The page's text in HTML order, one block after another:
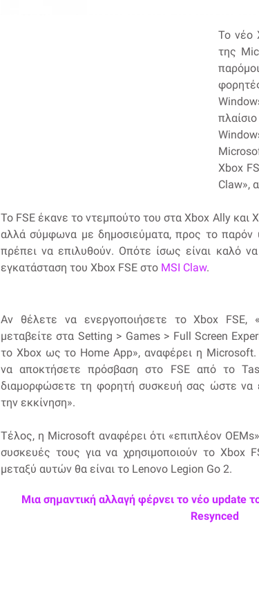
Το νέο
της
Xbox
Claw»,
Το FSE έκανε το ντεμπούτο του στα Xbox Ally και
αλλά σύμφωνα με δημοσιεύματα, προς το
πρέπει να επιλυθούν. Οπότε ίσως είναι καλό
εγκατάσταση του Xbox FSE στο MSI Claw.
Αν θέλετε να ενεργοποιήσετε το Xbox FSE,
μεταβείτε στα Setting > Games > Full Screen
το Xbox ως το Home App», αναφέρει η Microsoft.
να αποκτήσετε πρόσβαση στο FSE από το
διαμορφώσετε τη φορητή συσκευή σας ώστε να
την εκκίνηση».
Τέλος, η Microsoft αναφέρει ότι «επιπλέον
συσκευές τους για να χρησιμοποιούν το Xbox
μεταξύ αυτών θα είναι το Lenovo Legion Go 2.
Μια σημαντική αλλαγή φέρνει το νέο update
Resynced